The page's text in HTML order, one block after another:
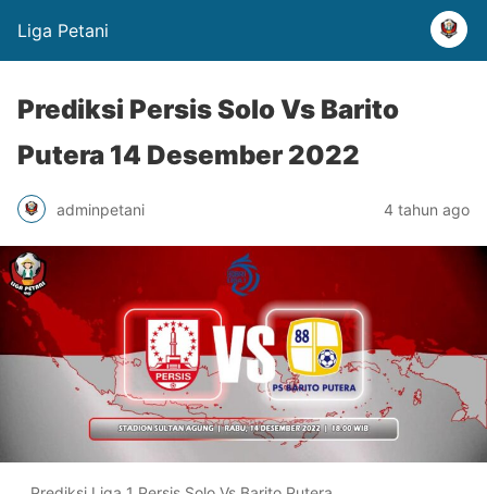
Liga Petani
Prediksi Persis Solo Vs Barito
Putera 14 Desember 2022
adminpetani 4 tahun ago